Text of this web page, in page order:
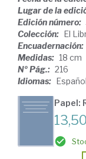
Lugar de la
Edición número:
Colección: El
Encuadernación:
Medidas: 18 cm
Nº Pág.: 216
Idiomas: Español
Papel: